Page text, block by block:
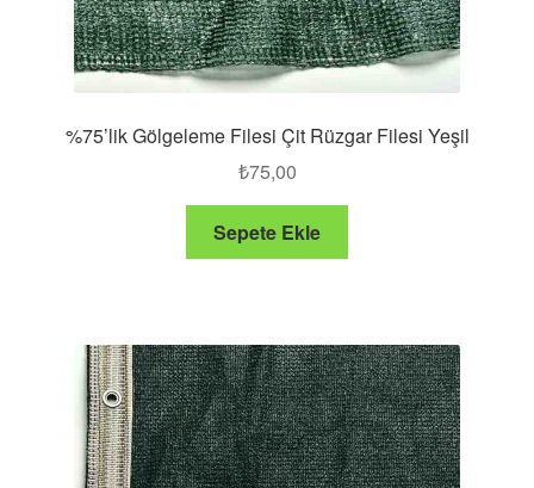
%75’lik Gölgeleme Filesi Çit Rüzgar Filesi Yeşil
₺75,00
Sepete Ekle